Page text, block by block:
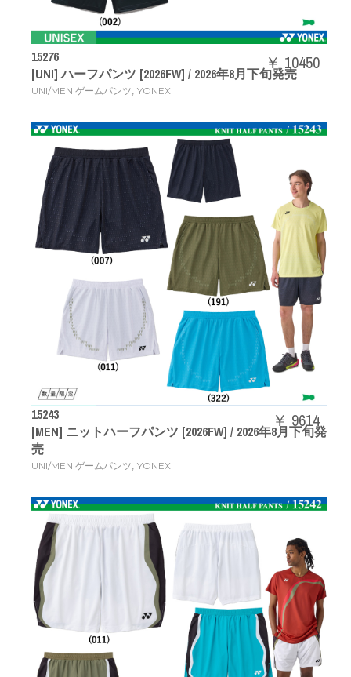
15276
[UNI] ハーフパンツ [2026FW] / 2026年8月下旬発売
UNI/MEN ゲームパンツ, YONEX
￥ 10450
15243
[MEN] ニットハーフパンツ [2026FW] / 2026年8月下旬発
売
UNI/MEN ゲームパンツ, YONEX
￥ 9614